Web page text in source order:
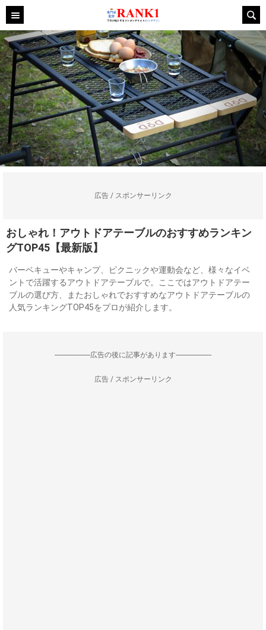
広告 / スポンサーリンク
おしゃれ！アウトドアテーブルのおすすめランキン
グTOP45【最新版】
バーベキューやキャンプ、ピクニックや運動会など、様々なイベ
ントで活躍するアウトドアテーブルで。ここではアウトドアテー
ブルの選び方、またおしゃれでおすすめなアウトドアテーブルの
人気ランキングTOP45をプロが紹介します。
--------------------広告の後に記事があります--------------------
広告 / スポンサーリンク